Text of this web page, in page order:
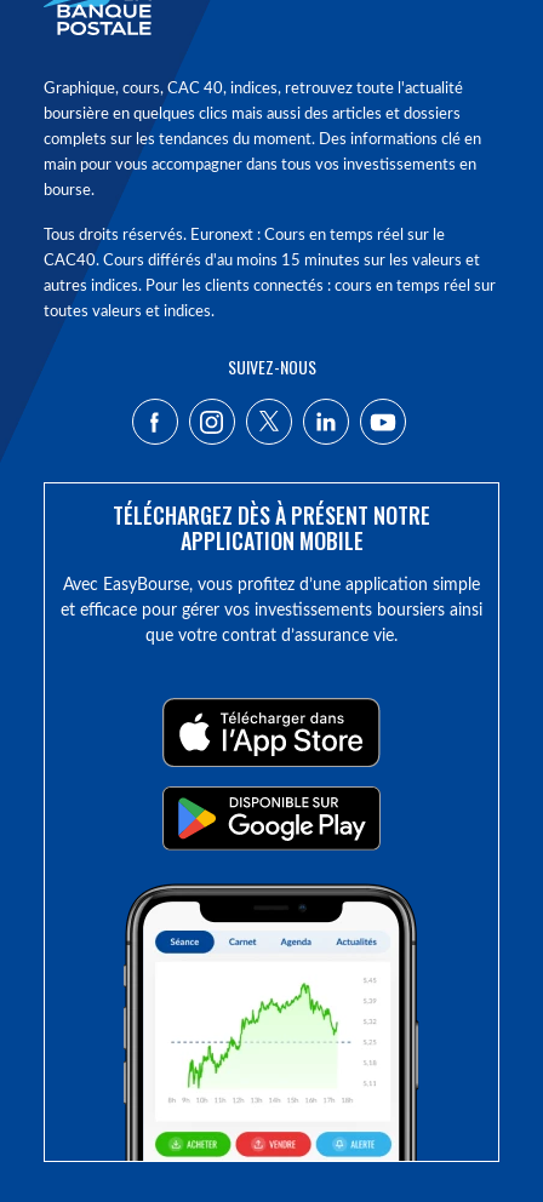
Graphique, cours, CAC 40, indices, retrouvez toute l'actualité
boursière en quelques clics mais aussi des articles et dossiers
complets sur les tendances du moment. Des informations clé en
main pour vous accompagner dans tous vos investissements en
bourse.
Tous droits réservés. Euronext : Cours en temps réel sur le
CAC40. Cours différés d'au moins 15 minutes sur les valeurs et
autres indices. Pour les clients connectés : cours en temps réel sur
toutes valeurs et indices.
SUIVEZ-NOUS
TÉLÉCHARGEZ DÈS À PRÉSENT NOTRE
APPLICATION MOBILE
Avec EasyBourse, vous profitez d’une application simple
et efficace pour gérer vos investissements boursiers ainsi
que votre contrat d’assurance vie.